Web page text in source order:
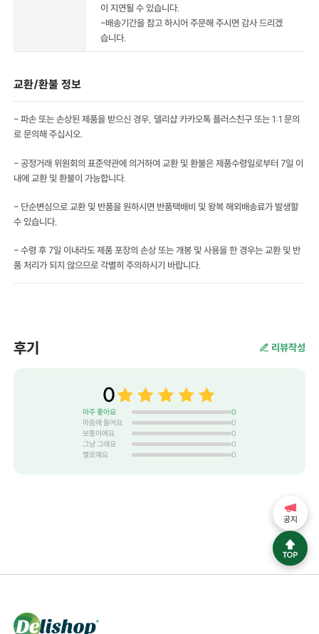
이 지연될 수 있습니다.
-배송기간을 참고 하시어 주문해 주시면 감사 드리겠
습니다.
교환/환불 정보
- 파손 또는 손상된 제품을 받으신 경우, 델리샵 카카오톡 플러스친구 또는 1:1 문의
로 문의해 주십시오.
- 공정거래 위원회의 표준약관에 의거하여 교환 및 환불은 제품수령일로부터 7일 이
내에 교환 및 환불이 가능합니다.
- 단순변심으로 교환 및 반품을 원하시면 반품택배비 및 왕복 해외배송료가 발생할
수 있습니다.
- 수령 후 7일 이내라도 제품 포장의 손상 또는 개봉 및 사용을 한 경우는 교환 및 반
품 처리가 되지 않으므로 각별히 주의하시기 바랍니다.
후기 리뷰작성
0
아주 좋아요
0
마음에 들어요
0
보통이에요
0
그냥 그래요
0
별로예요
0
공지